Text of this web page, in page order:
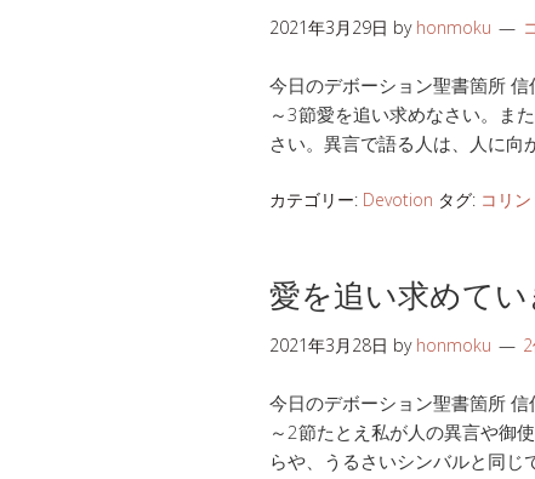
2021年3月29日 by honmoku
今日のデボーション聖書箇所
～3節愛を追い求めなさい。ま
さい。異言で語る人は、人に向
カテゴリー: Devotion タグ: コリ
愛を追い求めてい
2021年3月28日 by honmoku
今日のデボーション聖書箇所
～2節たとえ私が人の異言や御
らや、うるさいシンバルと同じ